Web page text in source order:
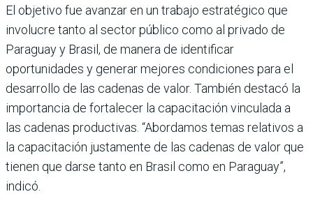
El objetivo fue avanzar en un trabajo estratégico que
invo­lucre tanto al sector público como al privado de
Paraguay y Brasil, de manera de iden­tificar
oportunidades y gene­rar mejores condiciones para el
desarrollo de las cadenas de valor. También destacó la
importancia de fortalecer la capacitación vinculada a
las cadenas productivas. “Abor­damos temas relativos a
la capacitación justamente de las cadenas de valor que
tie­nen que darse tanto en Brasil como en Paraguay”,
indicó.